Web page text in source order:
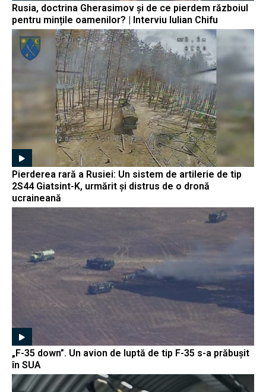
Rusia, doctrina Gherasimov și de ce pierdem războiul
pentru mințile oamenilor? | Interviu Iulian Chifu
Pierderea rară a Rusiei: Un sistem de artilerie de tip
2S44 Giatsint-K, urmărit și distrus de o dronă
ucraineană
„F-35 down”. Un avion de luptă de tip F-35 s-a prăbușit
în SUA